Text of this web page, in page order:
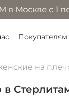
1 по 4
Покупателям
на